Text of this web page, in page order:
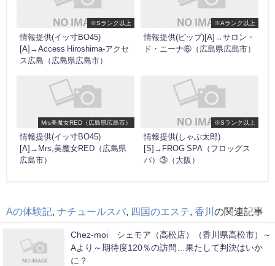
※Sランク以上
情報提供(イッ寸BO45)
[A]→Access Hiroshima-アクセ
ス広島（広島県広島市）
※Aランク以上
情報提供(ピップ)[A]→サロン・
ド・ニーナ⑥（広島県広島市）
Mrs美魔女RED（広島県広島市）
情報提供(イッ寸BO45)
[A]→Mrs,美魔女RED（広島県
広島市）
※Sランク以上
情報提供(しゃぶ太郎)
[S]→FROG SPA（フロッグス
パ）③（大阪）
Aの体験記, ナチュールスパ, 四国のエステ, 香川 の関連記事
Chez-moi シェモア（高松店）（香川県高松市）～
Aより～期待度120％の訪問…果たして判決はいか
に？